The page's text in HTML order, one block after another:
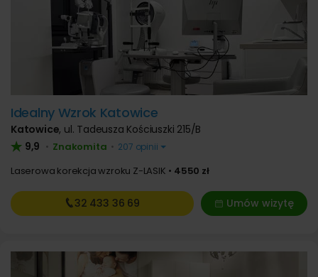
Idealny Wzrok Katowice
Katowice, ul. Tadeusza Kościuszki 215/B
9,9 • Znakomita • 207 opinii
Laserowa korekcja wzroku Z-LASIK 4550 zł
Umów wizytę
32 433 36 69